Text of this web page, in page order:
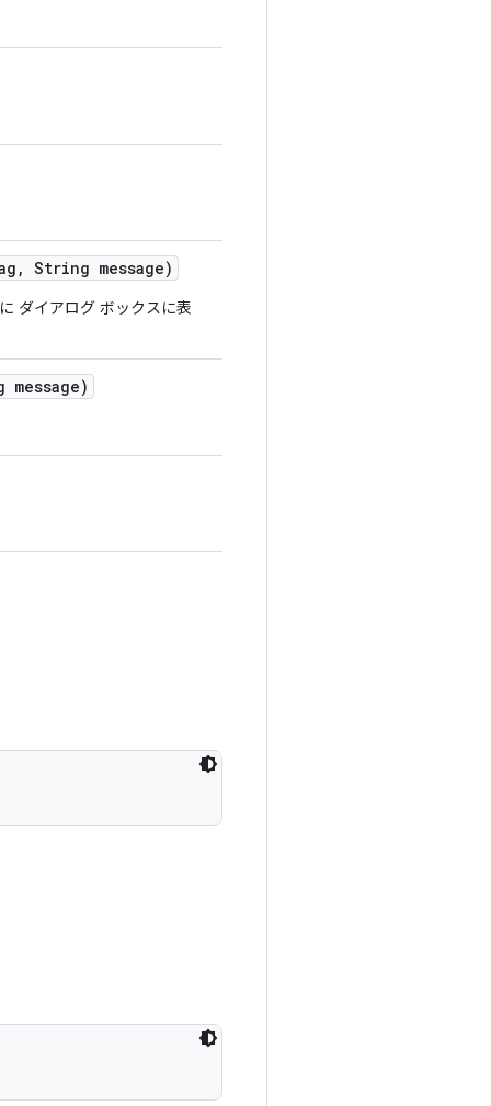
, String message)
ダイアログ ボックスに表